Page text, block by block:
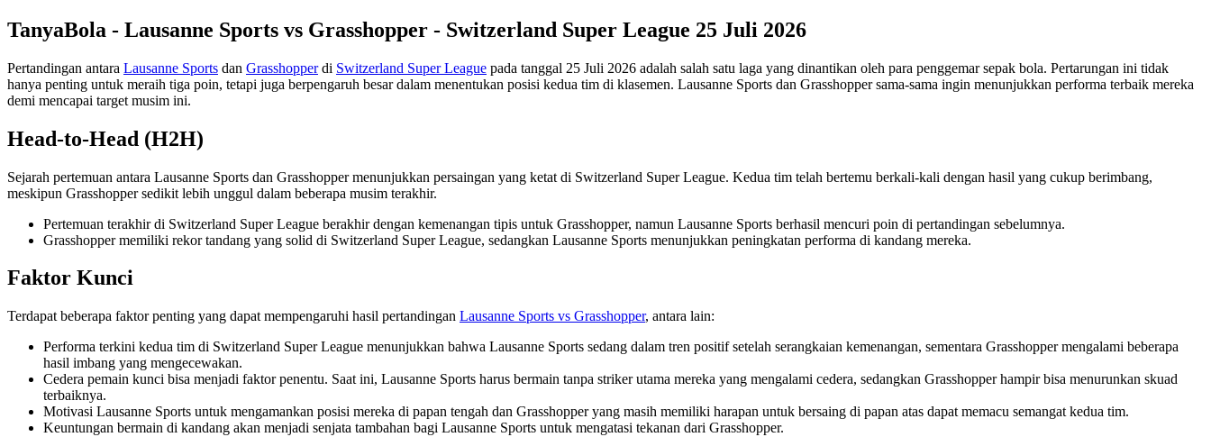
TanyaBola - Lausanne Sports vs Grasshopper - Switzerland Super League 25 Juli 2026
Pertandingan antara Lausanne Sports dan Grasshopperdi Switzerland Super League pada tanggal 25 Juli 2026 adalah salah satu laga yang dinantikan oleh para penggemar sepak bola. Pertarungan ini tidak
hanya penting untuk meraih tiga poin, tetapi juga berpengaruh besar dalam menentukan posisi kedua tim di klasemen. Lausanne Sports dan Grasshopper sama-sama ingin menunjukkan performa terbaik mereka
demi mencapai target musim ini.
Head-to-Head (H2H)
Sejarah pertemuan antara Lausanne Sports dan Grasshopper menunjukkan persaingan yang ketat di Switzerland Super League. Kedua tim telah bertemu berkali-kali dengan hasil yang cukup berimbang,
meskipun Grasshopper sedikit lebih unggul dalam beberapa musim terakhir.
Pertemuan terakhir di Switzerland Super League berakhir dengan kemenangan tipis untuk Grasshopper, namun Lausanne Sports berhasil mencuri poin di pertandingan sebelumnya.
Grasshopper memiliki rekor tandang yang solid di Switzerland Super League, sedangkan Lausanne Sports menunjukkan peningkatan performa di kandang mereka.
Faktor Kunci
Terdapat beberapa faktor penting yang dapat mempengaruhi hasil pertandingan Lausanne Sports vs Grasshopper, antara lain:
Performa terkini kedua tim di Switzerland Super League menunjukkan bahwa Lausanne Sports sedang dalam tren positif setelah serangkaian kemenangan, sementara Grasshopper mengalami beberapa
hasil imbang yang mengecewakan.
Cedera pemain kunci bisa menjadi faktor penentu. Saat ini, Lausanne Sports harus bermain tanpa striker utama mereka yang mengalami cedera, sedangkan Grasshopper hampir bisa menurunkan skuad
terbaiknya.
Motivasi Lausanne Sports untuk mengamankan posisi mereka di papan tengah dan Grasshopper yang masih memiliki harapan untuk bersaing di papan atas dapat memacu semangat kedua tim.
Keuntungan bermain di kandang akan menjadi senjata tambahan bagi Lausanne Sports untuk mengatasi tekanan dari Grasshopper.